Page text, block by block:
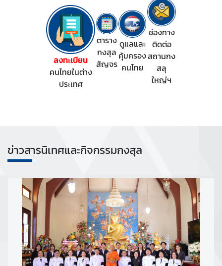
ลั
ง
อ
มู
ล
พื่
อ
ชุ
ลงทะเบียน
คนไทยในต่าง
ประเทศ
ตาราง
กงสุล
สัญจร
ดูแลและ
คุ้มครอง
คนไทย
ช่องทาง
ติดต่อ
สถานกง
สลุ
ใหญ่ฯ
ข่าวสารนิเทศและกิจกรรมกงสุล